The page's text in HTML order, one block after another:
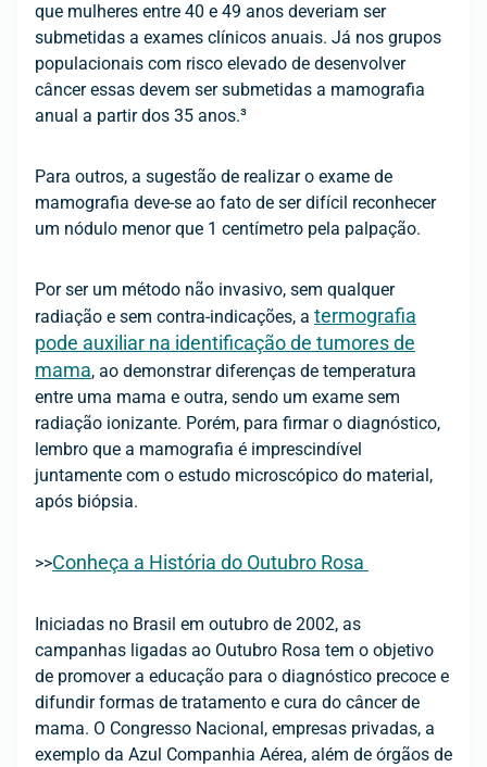
que mulheres entre 40 e 49 anos deveriam ser
submetidas a exames clínicos anuais. Já nos grupos
populacionais com risco elevado de desenvolver
câncer essas devem ser submetidas a mamografia
anual a partir dos 35 anos.³
Para outros, a sugestão de realizar o exame de
mamografia deve-se ao fato de ser difícil reconhecer
um nódulo menor que 1 centímetro pela palpação.
Por ser um método não invasivo, sem qualquer
radiação e sem contra-indicações, a termografia
pode auxiliar na identificação de tumores de
mama, ao demonstrar diferenças de temperatura
entre uma mama e outra, sendo um exame sem
radiação ionizante. Porém, para firmar o diagnóstico,
lembro que a mamografia é imprescindível
juntamente com o estudo microscópico do material,
após biópsia.
>>Conheça a História do Outubro Rosa
Iniciadas no Brasil em outubro de 2002, as
campanhas ligadas ao Outubro Rosa tem o objetivo
de promover a educação para o diagnóstico precoce e
difundir formas de tratamento e cura do câncer de
mama. O Congresso Nacional, empresas privadas, a
exemplo da Azul Companhia Aérea, além de órgãos de